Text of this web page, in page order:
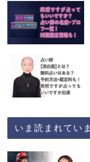
いま読まれてい